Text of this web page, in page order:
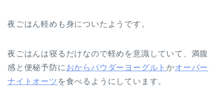
夜ごはん軽めも身についたようです。
夜ごはんは寝るだけなので軽めを意識していて、満腹
感と便秘予防に おからパウダーヨーグルトかオーバー
ナイトオーツ を食べるようにしています。